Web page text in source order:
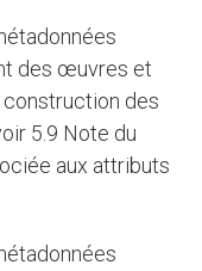
des œuvres et
construction des
5.9 Note du
aux attributs